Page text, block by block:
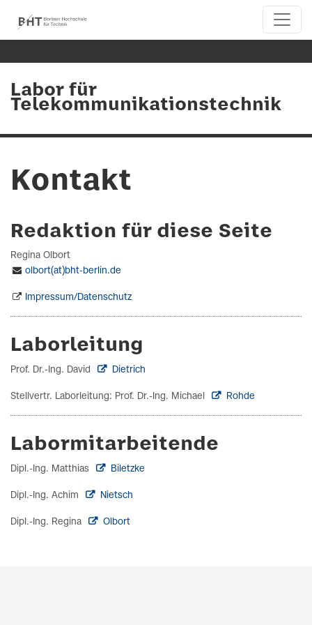
Labor für
Telekommunikationstechnik
Kontakt
Redaktion für diese Seite
Regina Olbort
olbort(at)bht-berlin.de
Impressum/Datenschutz
Laborleitung
Prof. Dr.-Ing. David Dietrich
Stellvertr. Laborleitung: Prof. Dr.-Ing. Michael Rohde
Labormitarbeitende
Dipl.-Ing. Matthias Biletzke
Dipl.-Ing. Achim Nietsch
Dipl.-Ing. Regina Olbort